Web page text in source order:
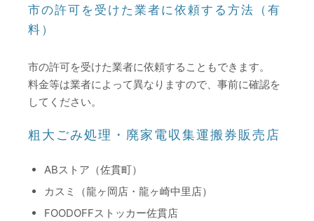
市の許可を受けた業者に依頼する方法（有
料）
市の許可を受けた業者に依頼することもできます。
料金等は業者によって異なりますので、事前に確認を
してください。
粗大ごみ処理・廃家電収集運搬券販売店
ABストア（佐貫町）
カスミ（龍ヶ岡店・龍ヶ崎中里店）
FOODOFFストッカー佐貫店